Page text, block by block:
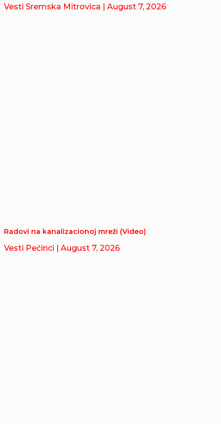
Vesti Sremska Mitrovica | August 7, 2026
Radovi na kanalizacionoj mreži (Video)
Vesti Pećinci | August 7, 2026